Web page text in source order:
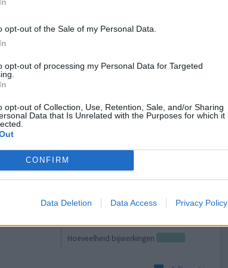
opt-out of the Sale of my Personal Data.
opt-out of processing my Personal Data for Targeted
opt-out of Collection, Use, Retention, Sale, and/or Sharing
Data that Is Unrelated with the Purposes for which it
CONFIRM
Data Deletion Data Access Privacy Policy
met
en
dat ik een plek op mijn hartspier heb die
hartslag zorgt die enorm vervelend
Hoeveelheid bijwerkingen